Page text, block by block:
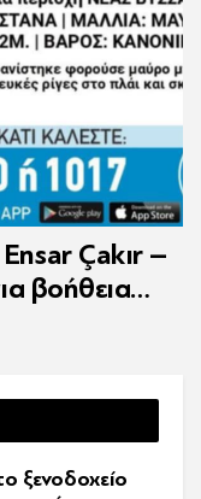
Çakır –
βοήθεια
ξενοδοχείο